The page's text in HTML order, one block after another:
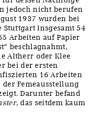
jedoch nicht berufen
1937 wurden bei
insgesamt 54
Arbeiten auf Papier
beschlagnahmt,
Altherr oder Klee
bei der ersten
16 Arbeiten
Femeausstellung
Darunter befand
, das seitdem kaum